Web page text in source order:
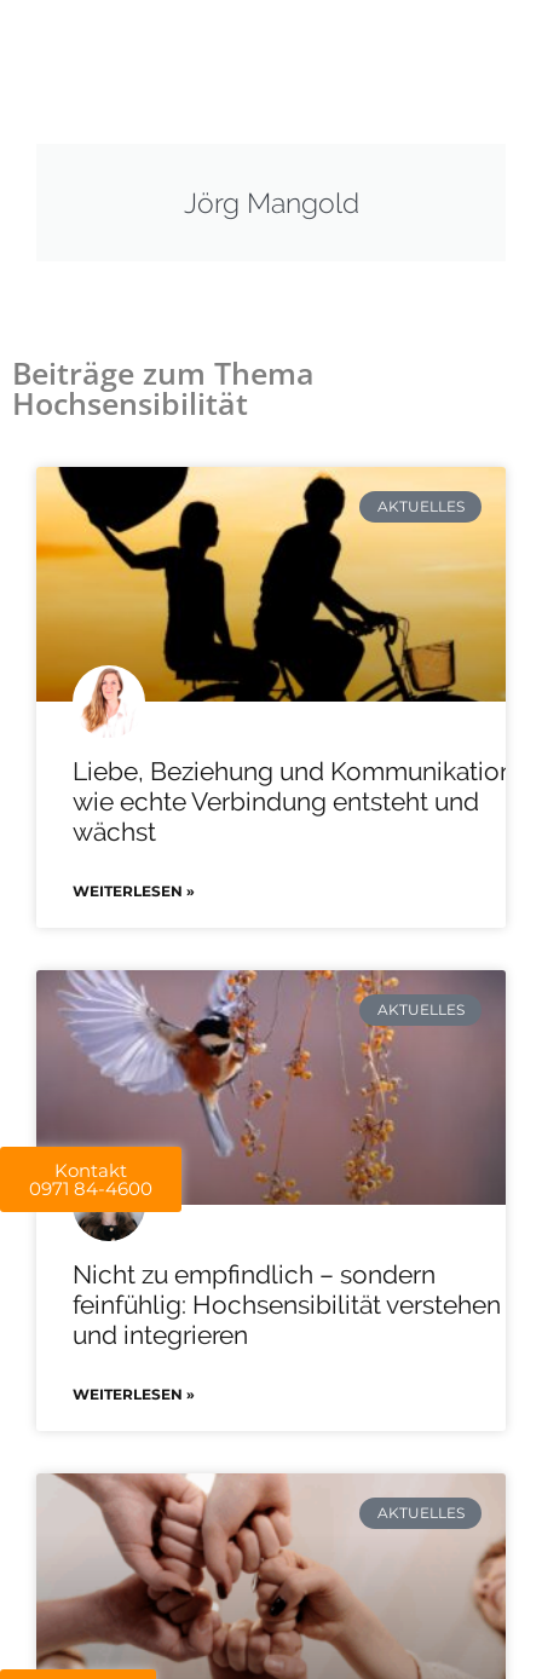
Kontakt
0971 84-4600
Jörg Mangold
Beiträge zum Thema
Hochsensibilität
AKTUELLES
Liebe, Beziehung und Kommunikation –
wie echte Verbindung entsteht und
wächst
WEITERLESEN »
AKTUELLES
Nicht zu empfindlich – sondern
feinfühlig: Hochsensibilität verstehen
und integrieren
WEITERLESEN »
AKTUELLES